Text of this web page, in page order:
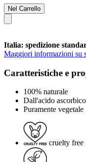
Nel Carrello
Italia: spedizione
Maggiori informazioni su
Caratteristiche e
100% naturale
Dall'acido ascorbico
Puramente vegetale
cruelty free